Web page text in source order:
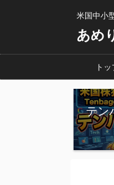
米国中小
あめ
ト
テン